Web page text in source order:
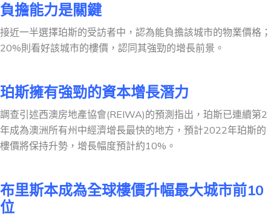
負擔能力是關鍵
接近一半選擇珀斯的受訪者中，認為能負擔該城市的物業價格；
20%則看好該城市的樓價，認同其強勁的增長前景。
珀斯擁有強勁的資本增長潛力
調查引述西澳房地產協會(REIWA)的預測指出，珀斯已連續第2
年成為澳洲所有州中經濟增長最快的地方，預計2022年珀斯的
樓價將保持升勢，增長幅度預計約10%。
布里斯本成為全球樓價升幅最大城市前10
位